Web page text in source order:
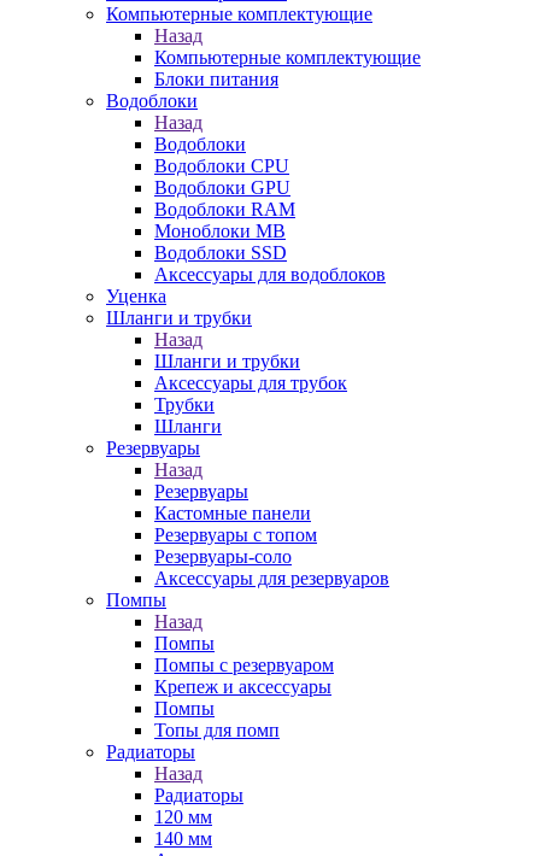
Компьютерные комплектующие
Назад
Компьютерные комплектующие
Блоки питания
Водоблоки
Назад
Водоблоки
Водоблоки CPU
Водоблоки GPU
Водоблоки RAM
Моноблоки MB
Водоблоки SSD
Аксессуары для водоблоков
Уценка
Шланги и трубки
Назад
Шланги и трубки
Аксессуары для трубок
Трубки
Шланги
Резервуары
Назад
Резервуары
Кастомные панели
Резервуары с топом
Резервуары-соло
Аксессуары для резервуаров
Помпы
Назад
Помпы
Помпы с резервуаром
Крепеж и аксессуары
Помпы
Топы для помп
Радиаторы
Назад
Радиаторы
120 мм
140 мм